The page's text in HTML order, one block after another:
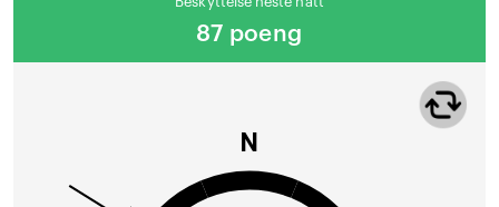
87 poeng
N